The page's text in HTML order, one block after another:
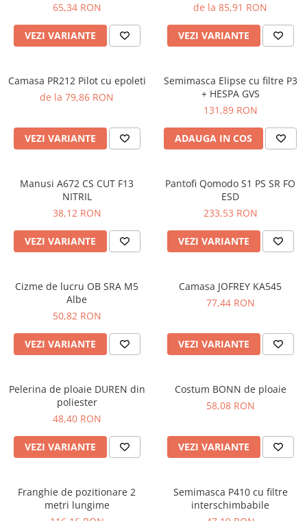
PANTOFI
SANDALE-SABOTI
SOSETE
ACCESORII
MANUSI
PROTECTIE MECANICA
PROTECTIE TAIERE SI PERFORATII
PROTECTIE CHIMICA
PROTECTIE SUDURA
ANTIVIBRATII
UNICA FOLOSINTA
PROTECTIE LA IMPACT
PROTECTIE AUDITIVA
LUCRU LA INALTIME
AVERTIZARE SI PRIM AJUTOR
TRICOURI POLO
PROSOAPE
65,34 RON
VEZI VARIANTE
de la 85,91 RON
VEZI VARIANTE
Camasa PR212 Pilot cu epoleti
de la 79,86 RON
VEZI VARIANTE
Semimasca Elipse cu filtre P3
+ HESPA GVS
131,89 RON
ADAUGA IN COS
Manusi A672 CS CUT F13
NITRIL
38,12 RON
VEZI VARIANTE
Pantofi Qomodo S1 PS SR FO
ESD
233,53 RON
VEZI VARIANTE
Cizme de lucru OB SRA M5
Albe
50,82 RON
VEZI VARIANTE
Camasa JOFREY KA545
77,44 RON
VEZI VARIANTE
Pelerina de ploaie DUREN din
poliester
48,40 RON
VEZI VARIANTE
Costum BONN de ploaie
58,08 RON
VEZI VARIANTE
Franghie de pozitionare 2
metri lungime
Semimasca P410 cu filtre
interschimbabile